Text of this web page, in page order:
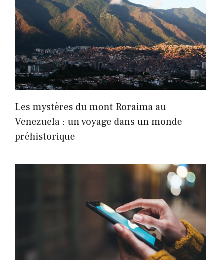
Les mystères du mont Roraima au
Venezuela : un voyage dans un monde
préhistorique